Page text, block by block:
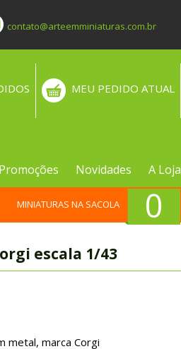
contato@arteemminiaturas.com.br
MEU PEDIDO ATUAL
Promoções Novidades A Loja
0
MINIATURAS NA SACOLA
escala 1/43
metal, marca Corgi